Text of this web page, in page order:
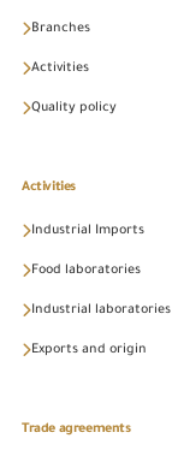
Branches
Activities
Quality policy
Activities
Industrial Imports
Food laboratories
Industrial laboratories
Exports and origin
Trade agreements